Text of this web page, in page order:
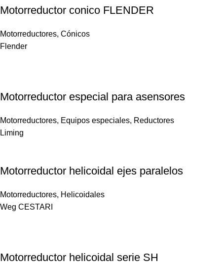
Motorreductor conico FLENDER
Motorreductores, Cónicos
Flender
Motorreductor especial para asensores
Motorreductores, Equipos especiales, Reductores
Liming
Motorreductor helicoidal ejes paralelos
Motorreductores, Helicoidales
Weg CESTARI
Motorreductor helicoidal serie SH